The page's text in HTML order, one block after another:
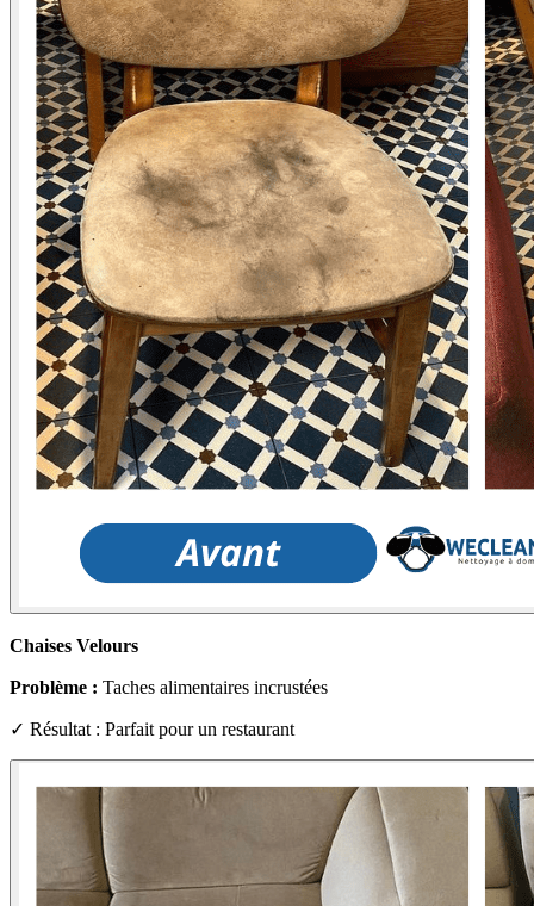
Chaises Velours
Problème : Taches alimentaires incrustées
✓ Résultat : Parfait pour un restaurant